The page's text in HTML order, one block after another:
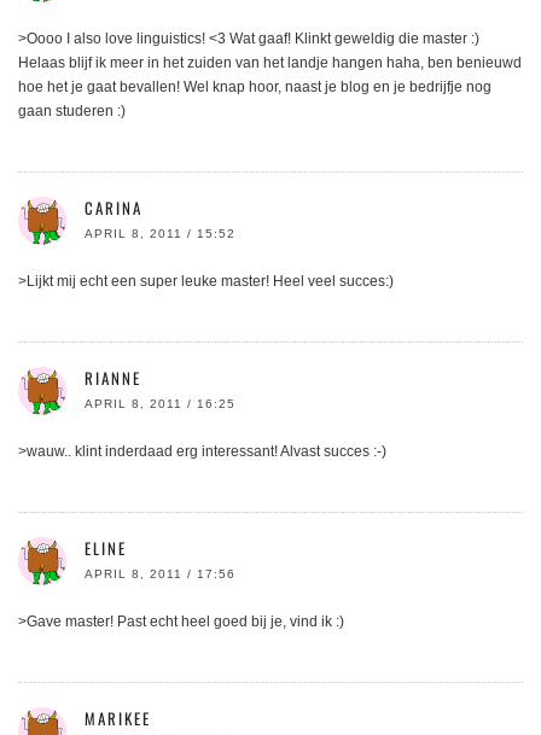
>Oooo I also love linguistics! <3 Wat gaaf! Klinkt geweldig die master :)
Helaas blijf ik meer in het zuiden van het landje hangen haha, ben benieuwd
hoe het je gaat bevallen! Wel knap hoor, naast je blog en je bedrijfje nog
gaan studeren :)
CARINA
APRIL 8, 2011 / 15:52
>Lijkt mij echt een super leuke master! Heel veel succes:)
RIANNE
APRIL 8, 2011 / 16:25
>wauw.. klint inderdaad erg interessant! Alvast succes :-)
ELINE
APRIL 8, 2011 / 17:56
>Gave master! Past echt heel goed bij je, vind ik :)
MARIKEE